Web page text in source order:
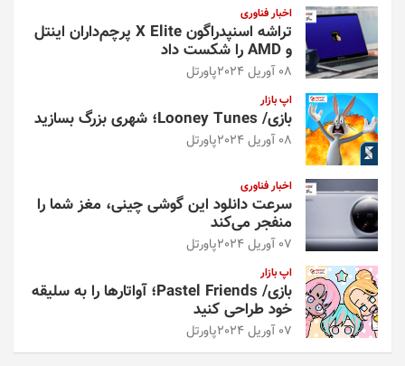
اخبار فناوری
تراشه اسنپدراگون X Elite پرچم‌داران اینتل
و AMD را شکست داد
08 آوریل 2024 پاورتل
اپ بازار
بازی/ Looney Tunes؛ شهری بزرگ بسازید
08 آوریل 2024 پاورتل
اخبار فناوری
سرعت دانلود این گوشی چینی، مغز شما را
منفجر می‌کند
07 آوریل 2024 پاورتل
اپ بازار
بازی/ Pastel Friends؛ آواتارها را به سلیقه
خود طراحی کنید
07 آوریل 2024 پاورتل